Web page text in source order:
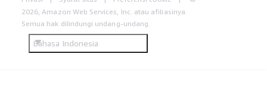
2026, Amazon Web Services, Inc. atau afiliasinya.
Semua hak dilindungi undang-undang.
Bahasa Indonesia